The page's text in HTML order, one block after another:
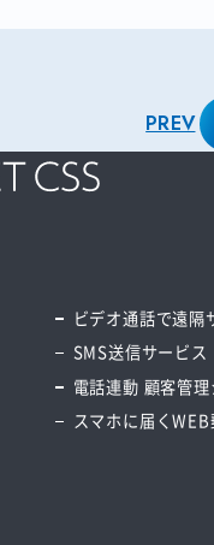
PREV
ビデオ通話で遠隔
SMS送信サービス
電話連動 顧客管
スマホに届く